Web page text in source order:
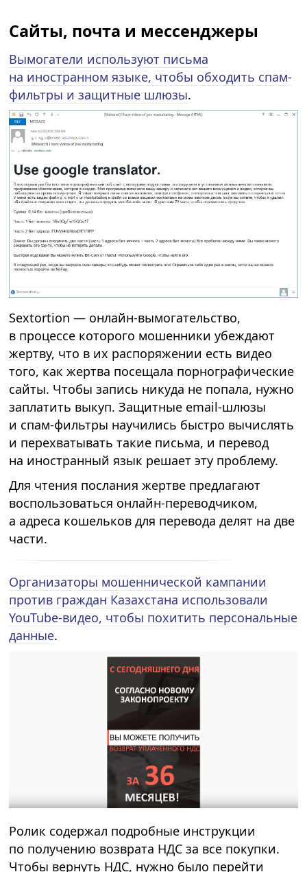
Сайты, почта и мессенджеры
Вымогатели используют письма
на иностранном языке, чтобы обходить спам-
фильтры и защитные шлюзы.
Sextortion — онлайн-вымогательство,
в процессе которого мошенники убеждают
жертву, что в их распоряжении есть видео
того, как жертва посещала порнографические
сайты. Чтобы запись никуда не попала, нужно
заплатить выкуп. Защитные email-шлюзы
и спам-фильтры научились быстро вычислять
и перехватывать такие письма, и перевод
на иностранный язык решает эту проблему.
Для чтения послания жертве предлагают
воспользоваться онлайн-переводчиком,
а адреса кошельков для перевода делят на две
части.
Организаторы мошеннической кампании
против граждан Казахстана использовали
YouTube-видео, чтобы похитить персональные
данные.
Ролик содержал подробные инструкции
по получению возврата НДС за все покупки.
Чтобы вернуть НДС, нужно было перейти